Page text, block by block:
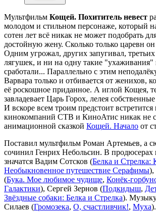
Мультфильм Кощей. Похититель невест
молодом и стильном персонаже, который
сотен лет всё никак не может подобрать
достойную жену. Сколько только царевн
Одним угрожал, других запугивал,
лягушек, и ни на одну такие "ухаживания"
сработали... Параллельно с этим
Варвара только и отбивается от женихов,
её роскошное приданное. А иглой Кощея,
завладевает Царь Горох, лелея
И вскоре всем троим предстоит
кинокомпаний СТВ и КиноАтис никак не
анимационной сказкой Кощей. Начало от
Поставил мультфильм Роман Артемьев, а
сочинил Генрих Небольсин. В продюсерах
значатся Вадим Сотсков (Белка и Стрелка:
Необыкновенное путешествие Серафимы),
(Бука. Мое любимое чудище, Конёк-
Галактики), Сергей Зернов (Подкидыш,
Звёздные собаки: Белка и Стрелка).
Силаев (Громозека, О, счастливчик!, Муха).